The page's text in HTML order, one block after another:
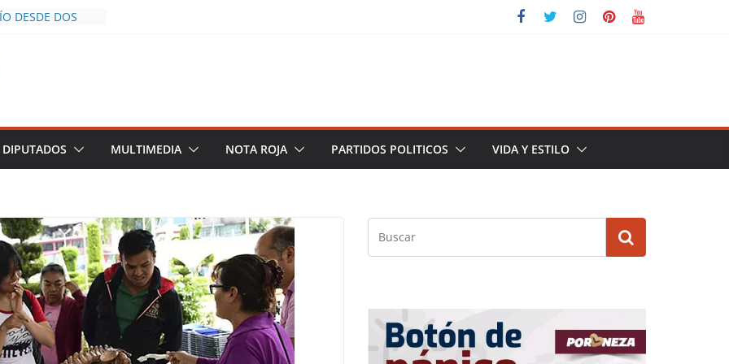
DESDE DOS
AL INFLUENCER
EN
A LAS
TERMINA
DE
DEL PLAN
DIPUTADOS MULTIMEDIA NOTA ROJA PARTIDOS POLITICOS VIDA Y ESTILO